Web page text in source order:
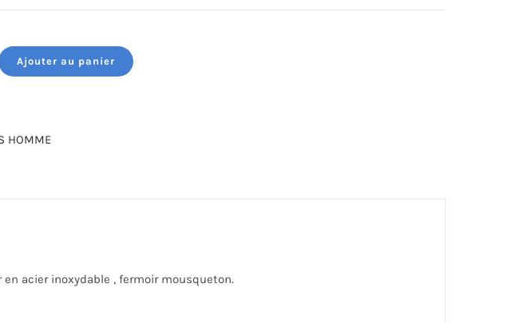
Ajouter au panier
HOMME
acier inoxydable , fermoir mousqueton.